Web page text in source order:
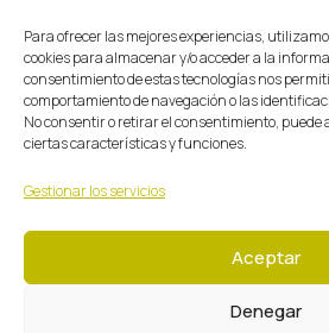
Para ofrecer las mejores experiencias,
cookies para almacenar y/o acceder a la
consentimiento de estas tecnologías nos
comportamiento de navegación o las
No consentir o retirar el consentimiento,
ciertas características y funciones.
Gestionar los servicios
Aceptar
Denegar
Sociales
Gasmoción 2026 © Todos los